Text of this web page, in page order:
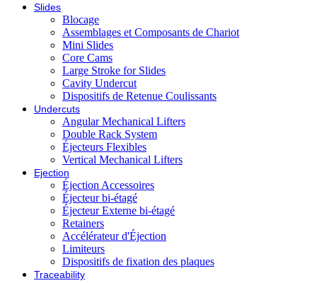
Slides
Blocage
Assemblages et Composants de Chariot
Mini Slides
Core Cams
Large Stroke for Slides
Cavity Undercut
Dispositifs de Retenue Coulissants
Undercuts
Angular Mechanical Lifters
Double Rack System
Éjecteurs Flexibles
Vertical Mechanical Lifters
Ejection
Éjection Accessoires
Éjecteur bi-étagé
Éjecteur Externe bi-étagé
Retainers
Accélérateur d'Éjection
Limiteurs
Dispositifs de fixation des plaques
Traceability